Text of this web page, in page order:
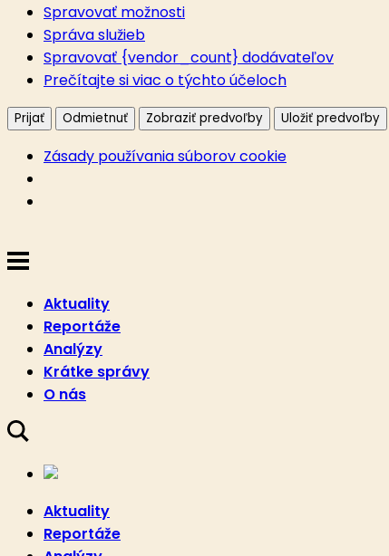
Spravovať možnosti
Správa služieb
Spravovať {vendor_count} dodávateľov
Prečítajte si viac o týchto účeloch
Prijať Odmietnuť Zobraziť predvoľby Uložiť predvoľby
Zásady používania súborov cookie
Aktuality
Reportáže
Analýzy
Krátke správy
O nás
Aktuality
Reportáže